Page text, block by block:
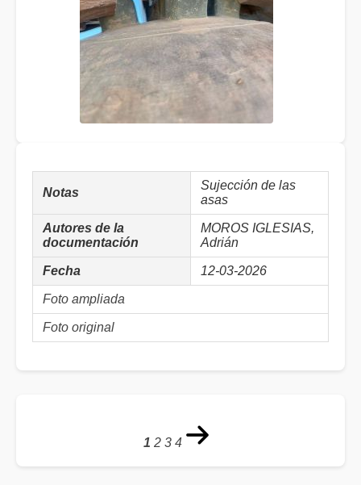
Notas
Sujección de las
asas
Autores de la
documentación
MOROS IGLESIAS,
Adrián
Fecha 12-03-2026
Foto ampliada
Foto original
1 2 3 4